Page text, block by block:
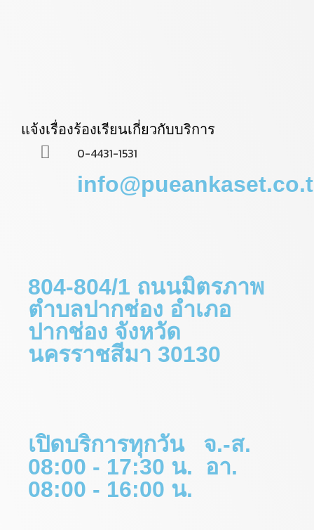
แจ้งเรื่องร้องเรียนเกี่ยวกับบริการ
0-4431-1531
804-804/1 ถนนมิตรภาพ
ตำบลปากช่อง อำเภอ
ปากช่อง จังหวัด
นครราชสีมา 30130
เปิดบริการทุกวัน จ.-ส.
08:00 - 17:30 น. อา.
08:00 - 16:00 น.